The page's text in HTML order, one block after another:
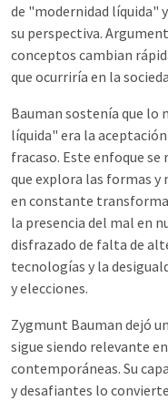
de "modernidad líquida"
su perspectiva.
conceptos cambian
que ocurriría en la
Bauman sostenía que lo
líquida" era la
fracaso. Este enfoque
que explora las formas y
en constante
la presencia del mal en
disfrazado de falta de
tecnologías y la
y elecciones.
Zygmunt Bauman dejó
sigue siendo relevante
contemporáneas. Su
y desafiantes lo